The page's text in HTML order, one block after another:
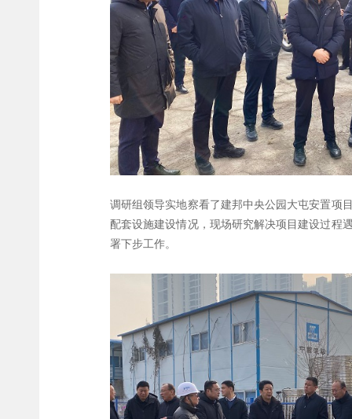
调研组领导实地察看了建邦中央公园大屯安置项
配套设施建设情况，现场研究解决项目建设过程
署下步工作。